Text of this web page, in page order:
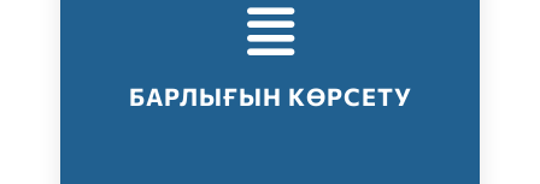
БАРЛЫҒЫН КӨРСЕТУ
Тестілеудің барлық түрлері
Барлығын көрсету